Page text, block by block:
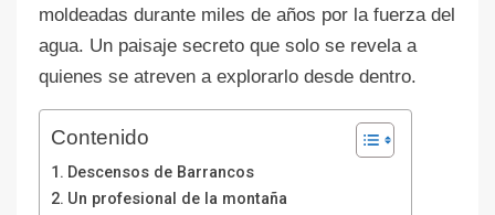
moldeadas durante miles de años por la fuerza del
agua. Un paisaje secreto que solo se revela a
quienes se atreven a explorarlo desde dentro.
Contenido
Descensos de Barrancos
Un profesional de la montaña